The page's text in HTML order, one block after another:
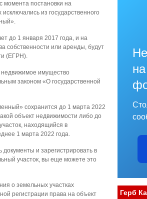
момента постановки на
из государственного
до 1 января 2017 года, и на
собственности или аренды, будут
(ЕГРН).
недвижимое имущество
законом «О государственной
сохранится до 1 марта 2022
объект недвижимости либо до
находящийся в
1 марта 2022 года.
и зарегистрировать в
участок, вы еще можете это
о земельных участках
регистрации права на объект
Герб